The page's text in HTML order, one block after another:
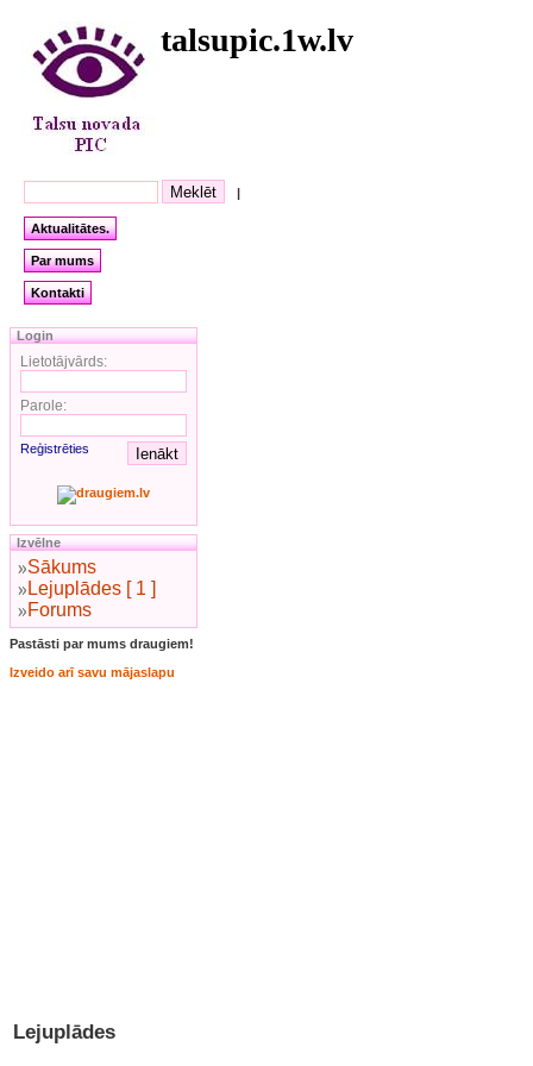
talsupic.1w.lv
|
Aktualitātes.
Par mums
Kontakti
Login
Lietotājvārds:
Parole:
Reģistrēties
Izvēlne
Sākums
Lejuplādes [ 1 ]
Forums
Pastāsti par mums draugiem!
Izveido arī savu mājaslapu
Lejuplādes